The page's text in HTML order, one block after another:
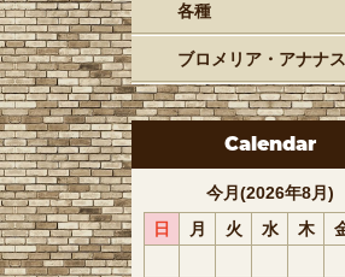
各種
ブロメリア・アナナ
Calendar
今月(2026年8月)
日
月 火 水 木